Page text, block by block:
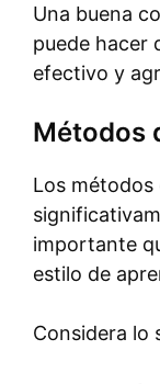
Una buena
puede hacer
efectivo y
Métodos
Los métodos
importante
estilo de
Considera lo